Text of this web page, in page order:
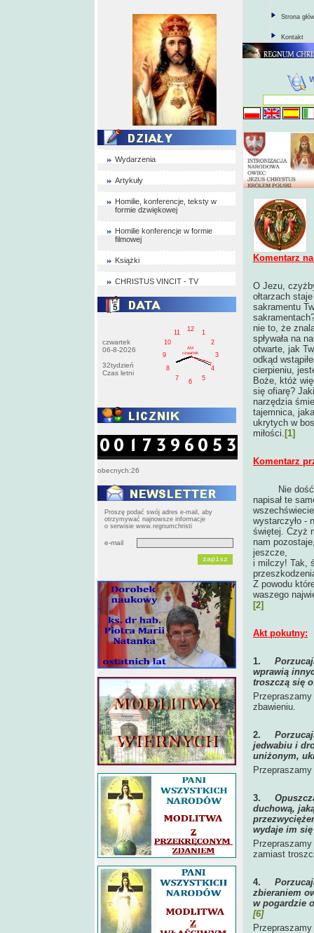
Wydarzenia
Artykuły
Homilie, konferencje, teksty w
formie dzwiękowej
Homilie konferencje w formie
filmowej
Książki
CHRISTUS VINCIT - TV
czwartek
06-8-2026
32tydzień
Czas letni
1
2
3
4
5
6
7
8
9
10
11
12
AM
czwartek
obecnych:26
Proszę podać swój adres e-mail, aby
otrzymywać najnowsze informacje
o serwisie www.regnumchristi
e-mail
Strona
Kontakt
Komentarz
O Jezu,
ołtarzach
sakramentu
nie to, że
spływała na
otwarte, jak
odkąd
cierpieniu,
Boże, któż
się ofiarę?
narzędzia
tajemnica,
ukrytych w
miłości. [1]
Komentarz
Nie
napisał te
wystarczyło -
świętej. Czyż
nam
jeszcze,
i milczy! Tak,
Z powodu
waszego
[2]
Akt pokutny:
1.
wprawią
troszczą się
zbawieniu.
2.
jedwabiu i
uniżonym,
3.
duchową,
wydaje im
zamiast
4.
zbieraniem
w pogardzie
[6]